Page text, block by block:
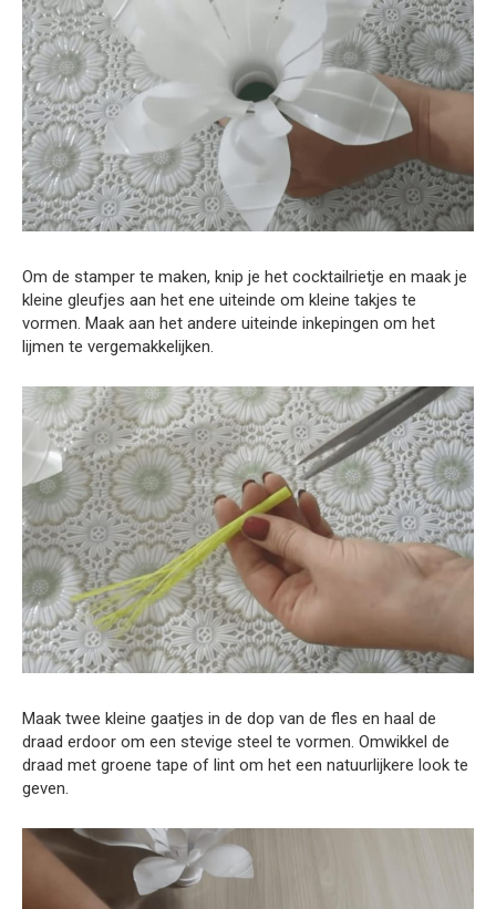
Om de stamper te maken, knip je het cocktailrietje en maak je
kleine gleufjes aan het ene uiteinde om kleine takjes te
vormen. Maak aan het andere uiteinde inkepingen om het
lijmen te vergemakkelijken.
Maak twee kleine gaatjes in de dop van de fles en haal de
draad erdoor om een stevige steel te vormen. Omwikkel de
draad met groene tape of lint om het een natuurlijkere look te
geven.